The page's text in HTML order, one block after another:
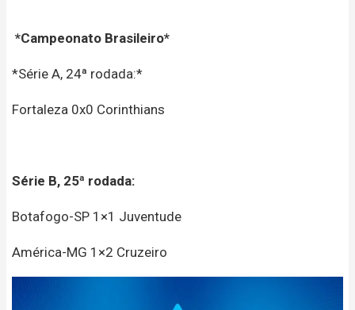
*Campeonato Brasileiro*
*Série A, 24ª rodada:*
Fortaleza 0x0 Corinthians
Série B, 25ª rodada:
Botafogo-SP 1×1 Juventude
América-MG 1×2 Cruzeiro